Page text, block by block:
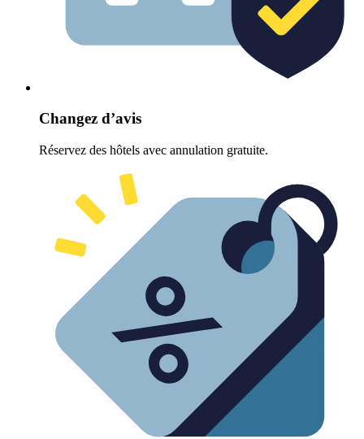
Changez d’avis
Réservez des hôtels avec annulation gratuite.